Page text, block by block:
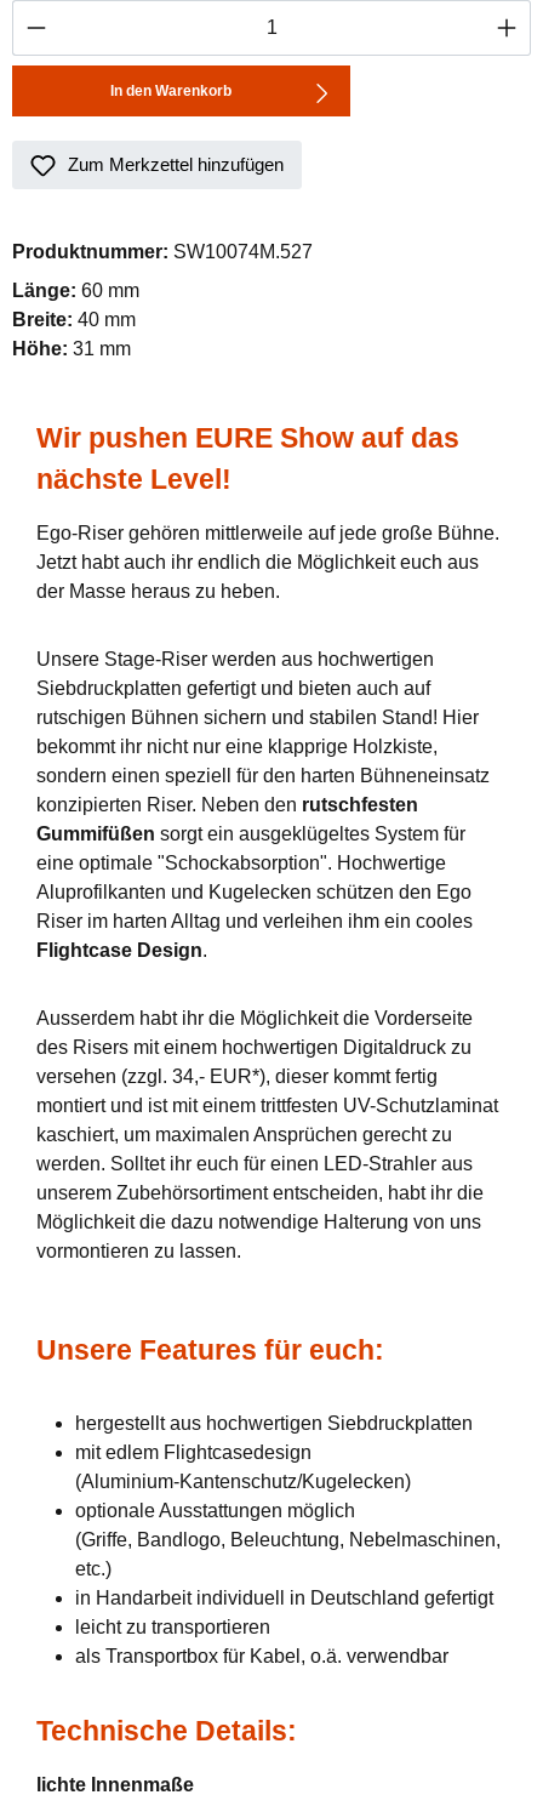
Produkt Anzahl: Gib den gewünschten
In den Warenkorb
Zum Merkzettel hinzufügen
Produktnummer: SW10074M.527
Länge: 60 mm
Breite: 40 mm
Höhe: 31 mm
Wir pushen EURE Show auf das
nächste Level!
Ego-Riser gehören mittlerweile auf jede große Bühne.
Jetzt habt auch ihr endlich die Möglichkeit euch aus
der Masse heraus zu heben.
Unsere Stage-Riser werden aus hochwertigen
Siebdruckplatten gefertigt und bieten auch auf
rutschigen Bühnen sichern und stabilen Stand! Hier
bekommt ihr nicht nur eine klapprige Holzkiste,
sondern einen speziell für den harten Bühneneinsatz
konzipierten Riser. Neben den rutschfesten
Gummifüßen sorgt ein ausgeklügeltes System für
eine optimale "Schockabsorption". Hochwertige
Aluprofilkanten und Kugelecken schützen den Ego
Riser im harten Alltag und verleihen ihm ein cooles
Flightcase Design.
Ausserdem habt ihr die Möglichkeit die Vorderseite
des Risers mit einem hochwertigen Digitaldruck zu
versehen (zzgl. 34,- EUR*), dieser kommt fertig
montiert und ist mit einem trittfesten UV-Schutzlaminat
kaschiert, um maximalen Ansprüchen gerecht zu
werden. Solltet ihr euch für einen LED-Strahler aus
unserem Zubehörsortiment entscheiden, habt ihr die
Möglichkeit die dazu notwendige Halterung von uns
vormontieren zu lassen.
Unsere Features für euch:
hergestellt aus hochwertigen Siebdruckplatten
mit edlem Flightcasedesign
(Aluminium-Kantenschutz/Kugelecken)
optionale Ausstattungen möglich
(Griffe, Bandlogo, Beleuchtung, Nebelmaschinen,
etc.)
in Handarbeit individuell in Deutschland gefertigt
leicht zu transportieren
als Transportbox für Kabel, o.ä. verwendbar
Technische Details:
lichte Innenmaße